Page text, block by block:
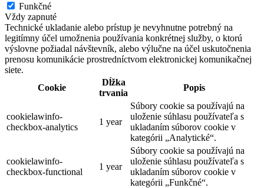
Funkčné
Vždy zapnuté
Technické ukladanie alebo prístup je nevyhnutne potrebný na
legitímny účel umožnenia používania konkrétnej služby, o ktorú
výslovne požiadal návštevník, alebo výlučne na účel uskutočnenia
prenosu komunikácie prostredníctvom elektronickej komunikačnej
siete.
Cookie
Dĺžka
trvania
Popis
cookielawinfo-
checkbox-analytics
1 year
Súbory cookie sa používajú na
uloženie súhlasu používateľa s
ukladaním súborov cookie v
kategórii „Analytické“.
cookielawinfo-
checkbox-functional
1 year
Súbory cookie sa používajú na
uloženie súhlasu používateľa s
ukladaním súborov cookie v
kategórii „Funkčné“.